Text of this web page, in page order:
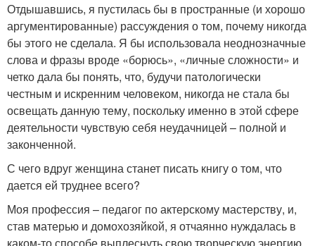
Отдышавшись, я пустилась бы в пространные (и хорошо
аргументированные) рассуждения о том, почему никогда
бы этого не сделала. Я бы использовала неоднозначные
слова и фразы вроде «борюсь», «личные сложности» и
четко дала бы понять, что, будучи патологически
честным и искренним человеком, никогда не стала бы
освещать данную тему, поскольку именно в этой сфере
деятельности чувствую себя неудачницей – полной и
законченной.
С чего вдруг женщина станет писать книгу о том, что
дается ей труднее всего?
Моя профессия – педагог по актерскому мастерству, и,
став матерью и домохозяйкой, я отчаянно нуждалась в